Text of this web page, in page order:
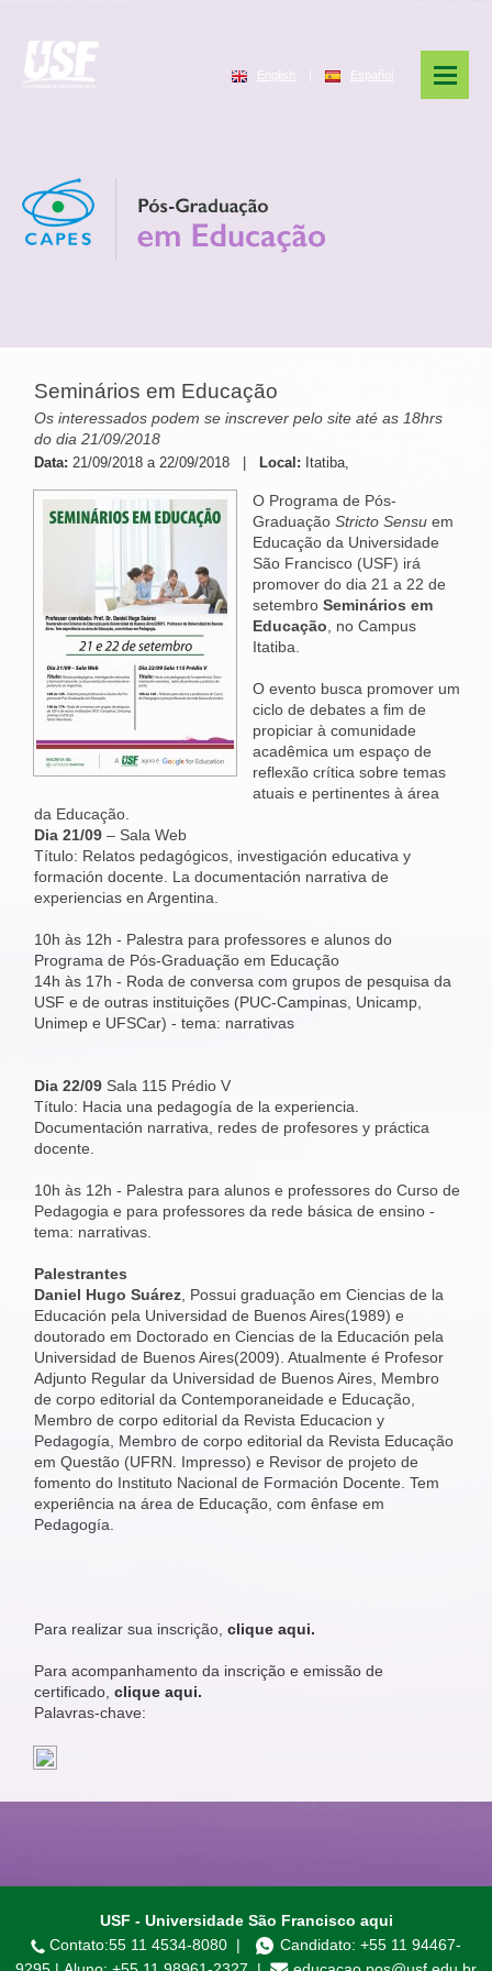
English | Español
Seminários em Educação
Os interessados podem se inscrever pelo site até as 18hrs
do dia 21/09/2018
Data: 21/09/2018 a 22/09/2018 | Local: Itatiba,
O Programa de Pós-
Graduação Stricto Sensu em
Educação da Universidade
São Francisco (USF) irá
promover do dia 21 a 22 de
setembro Seminários em
Educação, no Campus
Itatiba.
O evento busca promover um
ciclo de debates a fim de
propiciar à comunidade
acadêmica um espaço de
reflexão crítica sobre temas
atuais e pertinentes à área
da Educação.
Dia 21/09 – Sala Web
Título: Relatos pedagógicos, investigación educativa y
formación docente. La documentación narrativa de
experiencias en Argentina.
10h às 12h - Palestra para professores e alunos do
Programa de Pós-Graduação em Educação
14h às 17h - Roda de conversa com grupos de pesquisa da
USF e de outras instituições (PUC-Campinas, Unicamp,
Unimep e UFSCar) - tema: narrativas
Dia 22/09 Sala 115 Prédio V
Título: Hacia una pedagogía de la experiencia.
Documentación narrativa, redes de profesores y práctica
docente.
10h às 12h - Palestra para alunos e professores do Curso de
Pedagogia e para professores da rede básica de ensino -
tema: narrativas.
Palestrantes
Daniel Hugo Suárez, Possui graduação em Ciencias de la
Educación pela Universidad de Buenos Aires(1989) e
doutorado em Doctorado en Ciencias de la Educación pela
Universidad de Buenos Aires(2009). Atualmente é Profesor
Adjunto Regular da Universidad de Buenos Aires, Membro
de corpo editorial da Contemporaneidade e Educação,
Membro de corpo editorial da Revista Educacion y
Pedagogía, Membro de corpo editorial da Revista Educação
em Questão (UFRN. Impresso) e Revisor de projeto de
fomento do Instituto Nacional de Formación Docente. Tem
experiência na área de Educação, com ênfase em
Pedagogía.
Para realizar sua inscrição, clique aqui.
Para acompanhamento da inscrição e emissão de
certificado, clique aqui.
Palavras-chave:
USF - Universidade São Francisco aqui
Contato:55 11 4534-8080 | Candidato: +55 11 94467-